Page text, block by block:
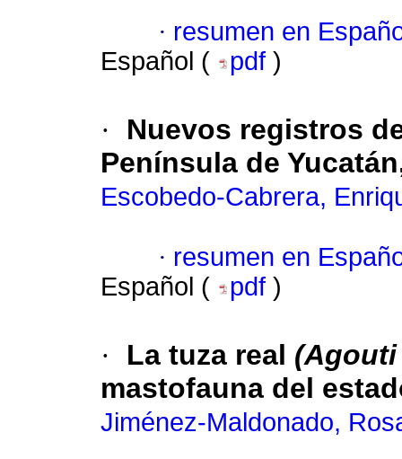
· resumen en
Español (
pdf )
·
Nuevos registros
Península de
Escobedo-Cabrera,
· resumen en
Español (
pdf )
· La tuza real (Agouti
mastofauna del
Jiménez-Maldonado,